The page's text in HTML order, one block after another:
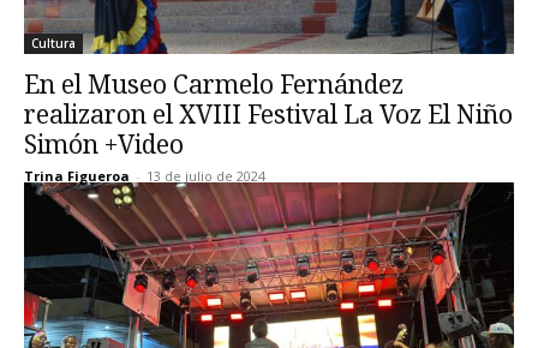
Cultura
En el Museo Carmelo Fernández
realizaron el XVIII Festival La Voz El Niño
Simón +Video
Trina Figueroa - 13 de julio de 2024